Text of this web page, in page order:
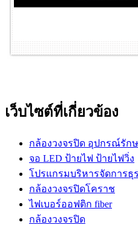
เว็บไซต์ที่เกี่ยวข้อง
กล้องวงจรปิด อุปกรณ์รัก
จอ LED ป้ายไฟ ป้ายไฟวิ่ง
โปรแกรมบริหารจัดการธุ
กล้องวงจรปิดโคราช
ไฟเบอร์ออฟติก fiber
กล้องวงจรปิด